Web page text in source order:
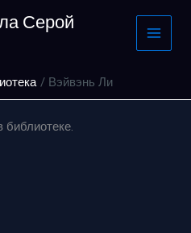
Серой
Вэйвэнь Ли
библиотеке.